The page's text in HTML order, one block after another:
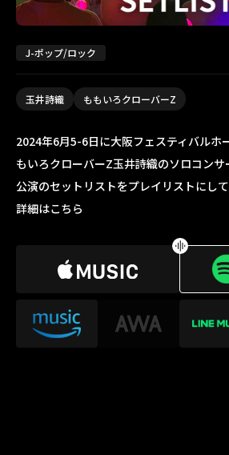
J-ポップ/ロック
玉井詩織 ももいろクローバーZ
2024年6月5-6日に大阪フェスティバルホ
もいろクローバーZ玉井詩織のソロコン
公演のセットリストをプレイリストにして
詳細はこちら